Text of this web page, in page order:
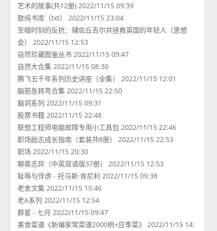
艺术的故事(共12册) 2022/11/15 09:39
致纯书库（txt） 2022/11/15 23:04
至暗时刻的反抗：辅佐丘吉尔并拯救英国的年轻人（思想
会） 2022/11/15 12:53
自然珍藏图鉴丛书 2022/11/15 09:47
自然大合集 2022/11/15 08:30
腾飞五千年系列历史讲座（全集） 2022/11/15 12:01
脑筋急转弯合集 2022/11/15 22:50
脑洞系列 2022/11/15 09:31
股票书籍 2022/11/15 22:48
联想工程师电脑故障专用小工具包 2022/11/15 22:46
职场励志成长指南（套装共8册） 2022/11/15 22:53
职场 2022/11/15 20:30
聊斋志异（中英双语版37册） 2022/11/15 12:53
耻辱与俘虏 - 托马斯·肯尼利 2022/11/15 09:38
老舍文集 2022/11/15 15:46
老A系列 2022/11/15 12:54
群星 - 七月 2022/11/15 09:47
美食菜谱《新编家常菜谱2000例+应季菜》 2022/11/15 14: